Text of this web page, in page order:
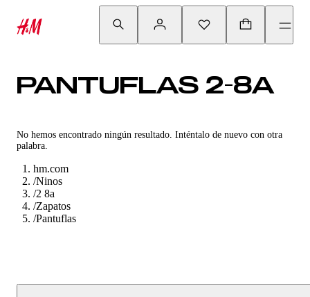
PANTUFLAS 2-8A
No hemos encontrado ningún resultado. Inténtalo de nuevo con otra
palabra.
hm.com
/Ninos
/2 8a
/Zapatos
/Pantuflas